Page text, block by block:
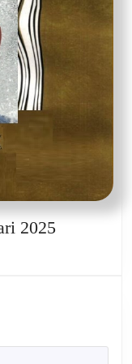
2025Remix
januari